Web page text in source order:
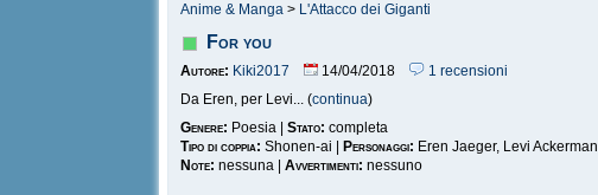
Anime & Manga > L'Attacco dei Giganti
For you
Autore: Kiki2017 14/04/2018
1 recensioni
Da Eren, per Levi... (continua)
Genere: Poesia |Stato: completa
Tipo di coppia: Shonen-ai | Personaggi: Eren Jaeger, Levi Ackerman
Note: nessuna |Avvertimenti: nessuno